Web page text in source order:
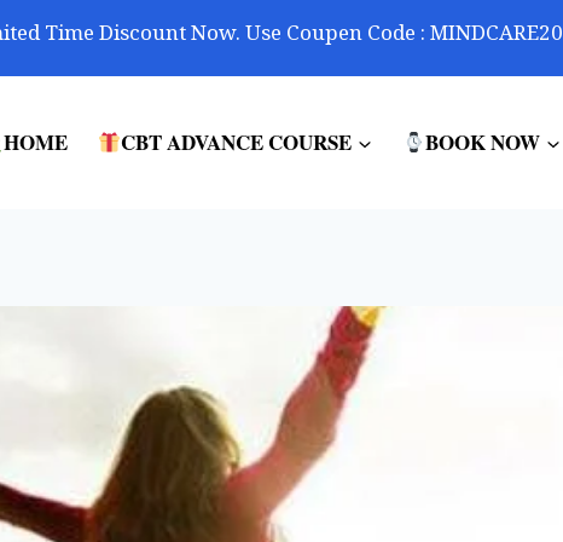
Time Discount Now. Use Coupen Code : MINDCARE20
HOME CBT ADVANCE COURSE BOOK NOW